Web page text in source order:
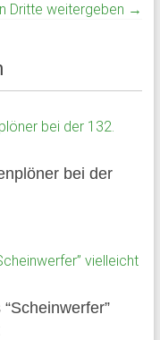
Dritte weitergeben →
bei der